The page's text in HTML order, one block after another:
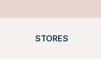
STORES
Konsolen